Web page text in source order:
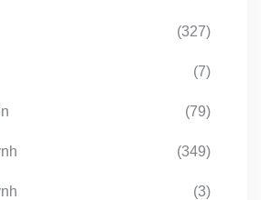
(327)
(7)
(79)
(349)
(3)